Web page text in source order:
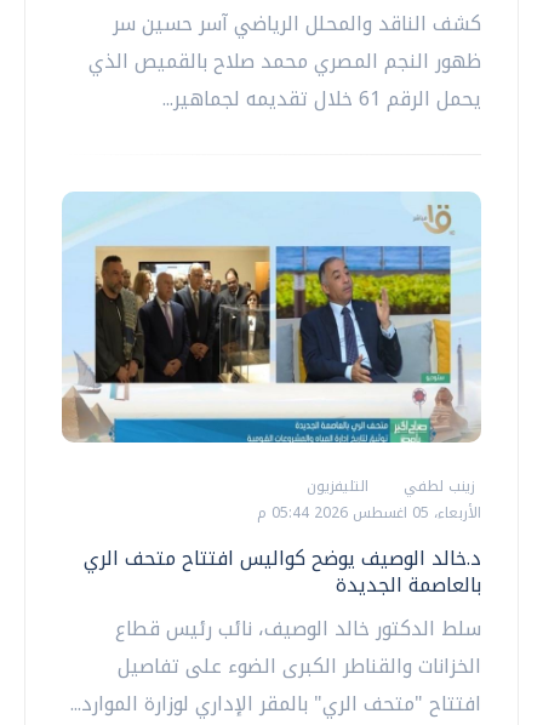
كشف الناقد والمحلل الرياضي آسر حسين سر
ظهور النجم المصري محمد صلاح بالقميص الذي
يحمل الرقم 61 خلال تقديمه لجماهير...
زينب لطفي
التليفزيون
الأربعاء، 05 اغسطس 2026 05:44 م
د.خالد الوصيف يوضح كواليس افتتاح متحف الري
بالعاصمة الجديدة
سلط الدكتور خالد الوصيف، نائب رئيس قطاع
الخزانات والقناطر الكبرى الضوء على تفاصيل
افتتاح "متحف الري" بالمقر الإداري لوزارة الموارد...